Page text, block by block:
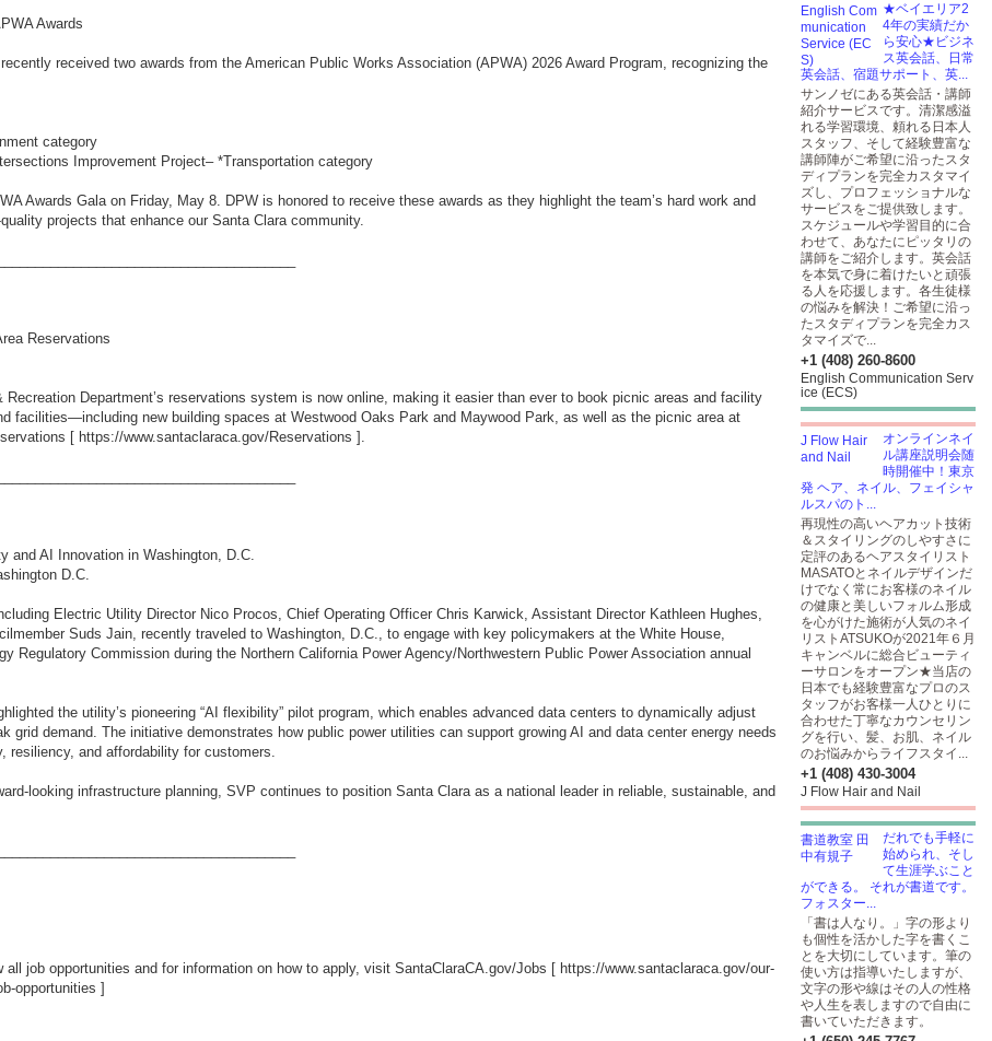
Awards
received two awards from the American Public Works Association (APWA) 2026 Award Program, recognizing the
category
Improvement Project– *Transportation category
Awards Gala on Friday, May 8. DPW is honored to receive these awards as they highlight the team’s hard work and
projects that enhance our Santa Clara community.
Reservations
Department’s reservations system is now online, making it easier than ever to book picnic areas and facility
facilities—including new building spaces at Westwood Oaks Park and Maywood Park, as well as the picnic area at
[ https://www.santaclaraca.gov/Reservations ].
and AI Innovation in Washington, D.C.
D.C.
Electric Utility Director Nico Procos, Chief Operating Officer Chris Karwick, Assistant Director Kathleen Hughes,
Suds Jain, recently traveled to Washington, D.C., to engage with key policymakers at the White House,
Regulatory Commission during the Northern California Power Agency/Northwestern Public Power Association annual
the utility’s pioneering “AI flexibility” pilot program, which enables advanced data centers to dynamically adjust
grid demand. The initiative demonstrates how public power utilities can support growing AI and data center energy needs
resiliency, and affordability for customers.
looking infrastructure planning, SVP continues to position Santa Clara as a national leader in reliable, sustainable, and
all job opportunities and for information on how to apply, visit SantaClaraCA.gov/Jobs [ https://www.santaclaraca.gov/our-
opportunities ]
★ベイエリア2
4年の実績だか
ら安心★ビジネ
ス英会話、日常
英会話、宿題サポート、英...
サンノゼにある英会話・講師
紹介サービスです。清潔感溢
れる学習環境、頼れる日本人
スタッフ、そして経験豊富な
講師陣がご希望に沿ったスタ
ディプランを完全カスタマイ
ズし、プロフェッショナルな
サービスをご提供致します。
スケジュールや学習目的に合
わせて、あなたにピッタリの
講師をご紹介します。英会話
を本気で身に着けたいと頑張
る人を応援します。各生徒様
の悩みを解決！ご希望に沿っ
たスタディプランを完全カス
タマイズで...
+1 (408) 260-8600
English Communication Serv
ice (ECS)
オンラインネイ
ル講座説明会随
時開催中！東京
発 ヘア、ネイル、フェイシャ
ルスパのト...
再現性の高いヘアカット技術
＆スタイリングのしやすさに
定評のあるヘアスタイリスト
MASATOとネイルデザインだ
けでなく常にお客様のネイル
の健康と美しいフォルム形成
を心がけた施術が人気のネイ
リストATSUKOが2021年６月
キャンベルに総合ビューティ
ーサロンをオープン★当店の
日本でも経験豊富なプロのス
タッフがお客様一人ひとりに
合わせた丁寧なカウンセリン
グを行い、髪、お肌、ネイル
のお悩みからライフスタイ...
+1 (408) 430-3004
J Flow Hair and Nail
だれでも手軽に
始められ、そし
て生涯学ぶこと
ができる。 それが書道です。
フォスター...
「書は人なり。」字の形より
も個性を活かした字を書くこ
とを大切にしています。筆の
使い方は指導いたしますが、
文字の形や線はその人の性格
や人生を表しますので自由に
書いていただきます。